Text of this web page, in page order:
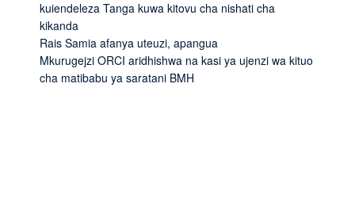
kuiendeleza Tanga kuwa kitovu cha nishati cha
kikanda
Rais Samia afanya uteuzi, apangua
Mkurugejzi ORCI aridhishwa na kasi ya ujenzi wa kituo
cha matibabu ya saratani BMH